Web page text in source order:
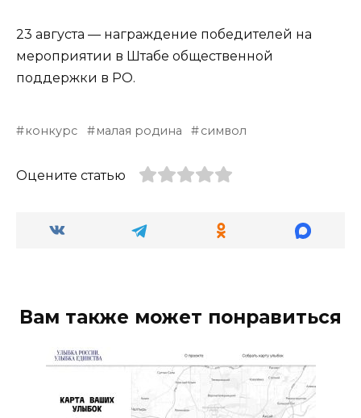
23 августа — награждение победителей на
мероприятии в Штабе общественной
поддержки в РО.
конкурс малая родина символ
Оцените статью
Вам также может понравиться